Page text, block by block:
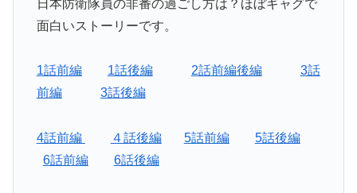
日本防衛隊員の非番の過ごし方は？ほぼギャグで
面白いストーリーです。
1話前編 1話後編 2話前編後編
3話
前編
3話後編
4話前編 ４話後編 5話前編
5話後編
6話前編
6話後編